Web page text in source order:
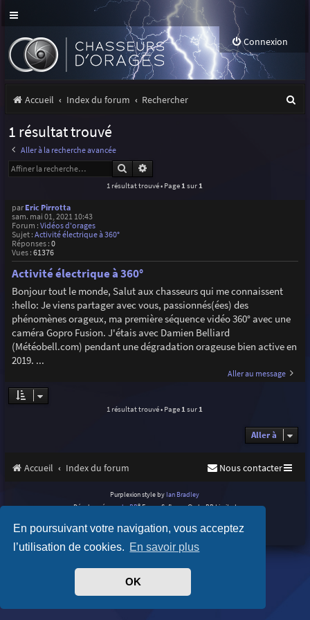
En poursuivant votre navigation, vous acceptez
l’utilisation de cookies. En savoir plus
OK
Connexion
Accueil Index du forum Rechercher
e
1 résultat trouvé
Aller à la recherche avancée
Rechercher
1 résultat trouvé • Page 1 sur 1
par Eric Pirrotta
sam. mai 01, 2021 10:43
Forum : Vidéos d'orages
Sujet : Activité électrique à 360°
Réponses : 0
Vues : 61376
Activité électrique à 360°
Bonjour tout le monde, Salut aux chasseurs qui me connaissent
:hello: Je viens partager avec vous, passionnés(ées) des
phénomènes orageux, ma première séquence vidéo 360° avec une
caméra Gopro Fusion. J'étais avec Damien Belliard
(Météobell.com) pendant une dégradation orageuse bien active en
2019. ...
Aller au message
1 résultat trouvé • Page 1 sur 1
Aller à
Accueil Index du forum Nous contacter
Purplexion style by Ian Bradley
Développé parphpBB® Forum Software © phpBB Limited
Confidentialité|Conditions